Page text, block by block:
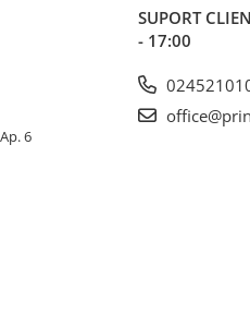
6
SUPORT
- 17:00